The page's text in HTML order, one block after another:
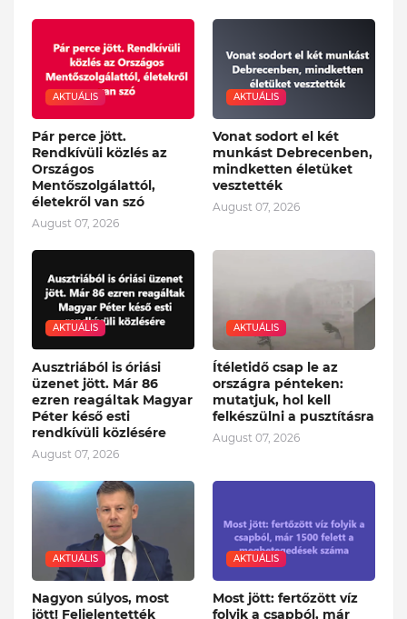
AKTUÁLIS
Pár perce jött.
Rendkívüli közlés az
Országos
Mentőszolgálattól,
életekről van szó
August 07, 2026
AKTUÁLIS
Vonat sodort el két
munkást Debrecenben,
mindketten életüket
vesztették
August 07, 2026
AKTUÁLIS
Ausztriából is óriási
üzenet jött. Már 86
ezren reagáltak Magyar
Péter késő esti
rendkívüli közlésére
August 07, 2026
AKTUÁLIS
Ítéletidő csap le az
országra pénteken:
mutatjuk, hol kell
felkészülni a pusztításra
August 07, 2026
AKTUÁLIS
Nagyon súlyos, most
jött! Feljelentették
AKTUÁLIS
Most jött: fertőzött víz
folyik a csapból, már